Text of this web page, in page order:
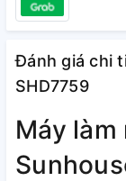
Đánh giá chi
SHD7759
Máy